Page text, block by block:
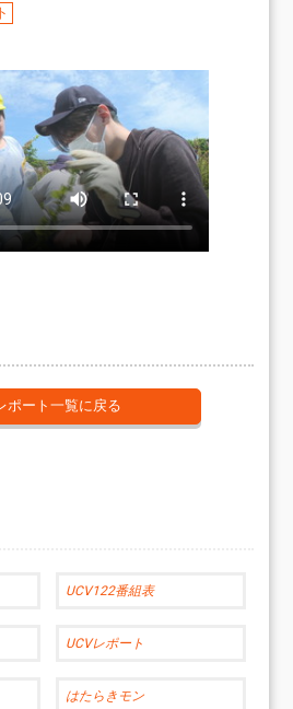
ポート一覧に戻る
UCV122番組表
UCVレポート
はたらきモン